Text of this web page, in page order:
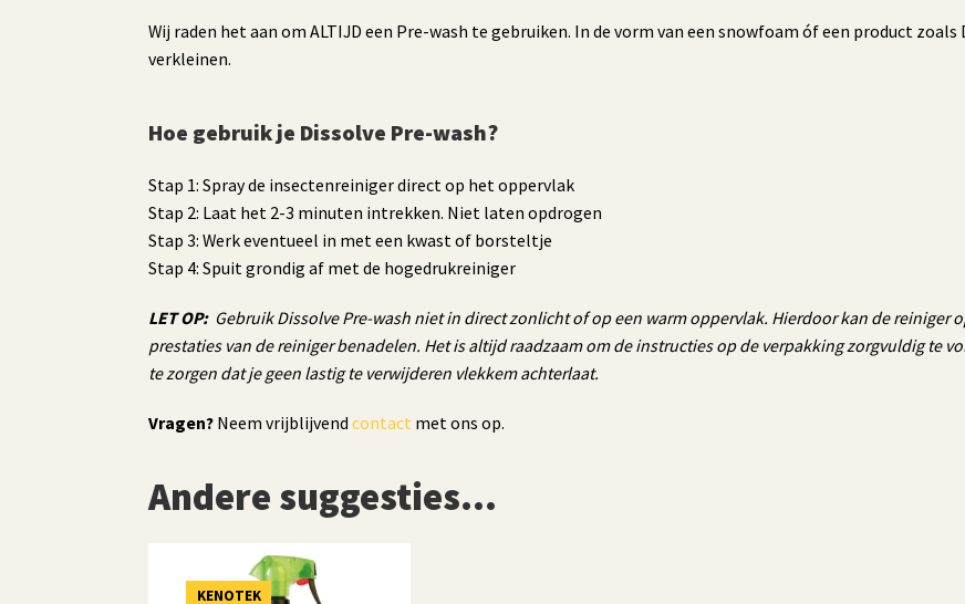
Wij raden het aan om ALTIJD een Pre-wash te gebruiken. In de vorm van een snowfoam óf een product zoals
verkleinen.
Hoe gebruik je Dissolve Pre-wash?
Stap 1: Spray de insectenreiniger direct op het oppervlak
Stap 2: Laat het 2-3 minuten intrekken. Niet laten opdrogen
Stap 3: Werk eventueel in met een kwast of borsteltje
Stap 4: Spuit grondig af met de hogedrukreiniger
LET OP:Gebruik Dissolve Pre-wash niet in direct zonlicht of op een warm oppervlak. Hierdoor kan de reiniger
prestaties van de reiniger benadelen. Het is altijd raadzaam om de instructies op de verpakking zorgvuldig te
te zorgen dat je geen lastig te verwijderen vlekkem achterlaat.
Vragen? Neem vrijblijvendcontact met ons op.
Andere suggesties…
KENOTEK